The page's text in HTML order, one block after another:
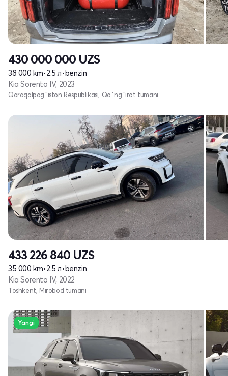
430 000 000 UZS
38 000 km•2.5 л• benzin
Kia Sorento IV, 2023
Qoraqalpog`iston Respublikasi, Qo`ng`irot tumani
433 226 840 UZS
35 000 km•2.5 л• benzin
Kia Sorento IV, 2022
Toshkent, Mirobod tumani
Yangi